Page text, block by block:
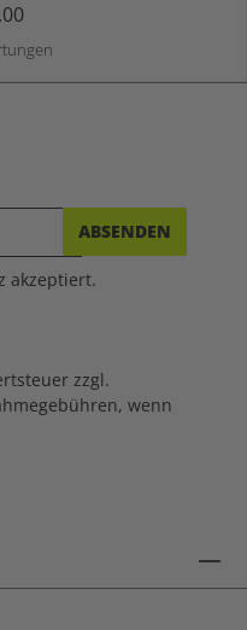
ABSENDEN
akzeptiert.
zzgl.
wenn